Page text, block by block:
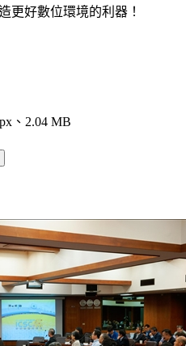
更好數位環境的利器！
、2.04 MB